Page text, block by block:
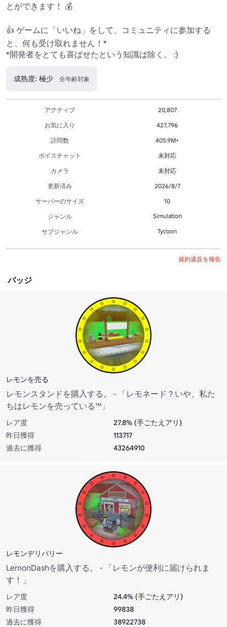
とができます！ 💰
👍 ゲームに「いいね」をして、コミュニティに参加する
と、何も受け取れません！*
*開発者をとても喜ばせたという知識は除く。 :)
成熟度: 極少 全年齢対象
アクティブ
20,807
お気に入り
427,796
訪問数
405.9M+
ボイスチャット
未対応
カメラ
未対応
更新済み
2026/8/7
サーバーのサイズ
10
ジャンル
Simulation
サブジャンル Tycoon
規約違反を報告
バッジ
レモンを売る
レモンスタンドを購入する。 - 「レモネード？いや、私た
ちはレモンを売っている™」
レア度
27.8% (手ごたえアリ)
昨日獲得
113717
過去に獲得
43264910
レモンデリバリー
LemonDashを購入する。 - 「レモンが便利に届けられま
す！」
レア度
24.4% (手ごたえアリ)
昨日獲得
99838
過去に獲得
38922738